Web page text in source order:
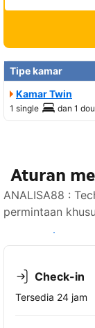
Tipe kamar
Kamar Twin
1 single dan 1
Aturan
ANALISA88 :
permintaan
Lihat ketersediaan
Check-in
Tersedia 24 jam